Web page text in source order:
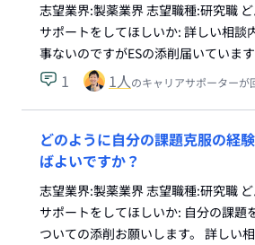
志望業界:製薬業界 志望職種:研究職
サポートをしてほしいか: 詳しい相談
事ないのですがESの添削届いていま
1 1人のキャリアサポーターが
どのように自分の課題克服の経
ばよいですか？
志望業界:製薬業界 志望職種:研究職
サポートをしてほしいか: 自分の課題
ついての添削お願いします。 詳しい